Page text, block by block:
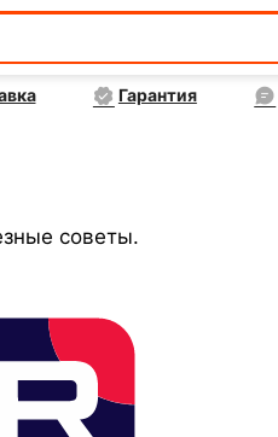
Гарантия
советы.